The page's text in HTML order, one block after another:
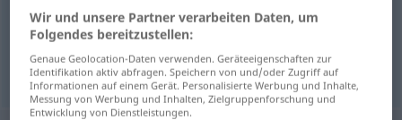
Wendef obrat
Umkehrf obrat
Wir und unsere Partner verarbeiten Daten, um
Folgendes bereitzustellen:
Genaue Geolocation-Daten verwenden. Geräteeigenschaften zur
Identifikation aktiv abfragen. Speichern von und/oder Zugriff auf
Informationen auf einem Gerät. Personalisierte Werbung und Inhalte,
Messung von Werbung und Inhalten, Zielgruppenforschung und
Entwicklung von Dienstleistungen.